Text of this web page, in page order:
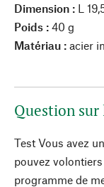
Dimension : L
Poids : 40 g
Matériau : acier
Question
Test Vous avez
pouvez
programme de